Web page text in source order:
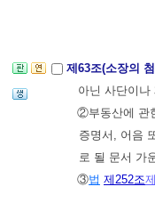
제63조(소장의
아닌 사단이
②부동산에 관
증명서, 어음
로 될 문서 가
③법 제252조